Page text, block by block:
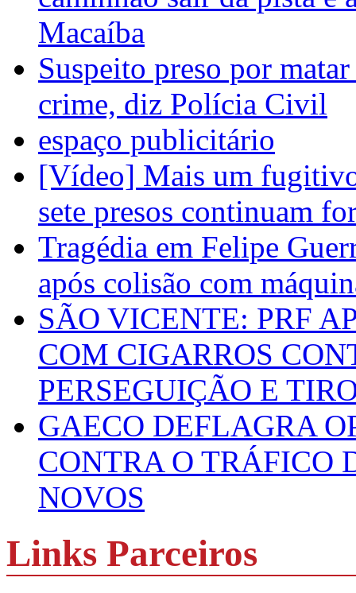
Macaíba
Suspeito preso por
crime, diz Polícia Civil
espaço publicitário
[Vídeo] Mais um
sete presos continuam
Tragédia em Felipe
após colisão com
SÃO VICENTE: PRF
COM CIGARROS
PERSEGUIÇÃO E
GAECO DEFLAGRA
CONTRA O TRÁFICO
NOVOS
Links Parceiros